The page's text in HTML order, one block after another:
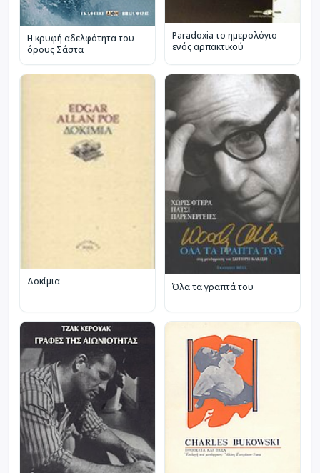
Η κρυφή αδελφότητα του
όρους Σάστα
Paradoxia το ημερολόγιο
ενός αρπακτικού
Δοκίμια Όλα τα γραπτά του